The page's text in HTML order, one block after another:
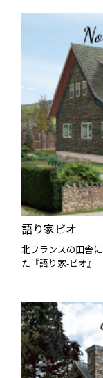
語り家ビオ
北フランスの田舎
た『語り家-ビオ』